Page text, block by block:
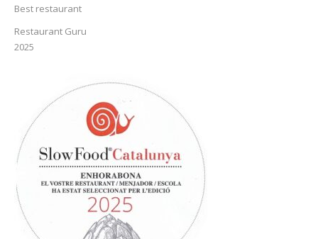
Best restaurant
Restaurant Guru
2025